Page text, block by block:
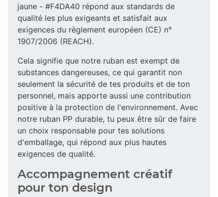
jaune - #F4DA40 répond aux standards de
qualité les plus exigeants et satisfait aux
exigences du règlement européen (CE) n°
1907/2006 (REACH).
Cela signifie que notre ruban est exempt de
substances dangereuses, ce qui garantit non
seulement la sécurité de tes produits et de ton
personnel, mais apporte aussi une contribution
positive à la protection de l'environnement. Avec
notre ruban PP durable, tu peux être sûr de faire
un choix responsable pour tes solutions
d'emballage, qui répond aux plus hautes
exigences de qualité.
Accompagnement créatif
pour ton design